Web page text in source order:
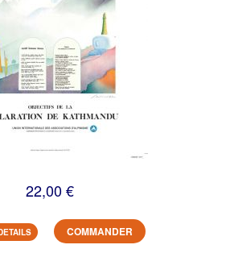
22,00 €
COMMANDER